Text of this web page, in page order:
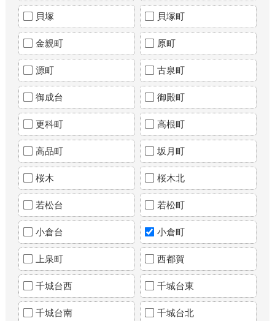
貝塚 貝塚町
金親町 原町
源町 古泉町
御成台 御殿町
更科町 高根町
高品町 坂月町
桜木 桜木北
若松台 若松町
小倉台 小倉町
上泉町 西都賀
千城台西 千城台東
千城台南 千城台北